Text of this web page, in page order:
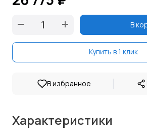
В
Купить в 1 клик
В избранное |
Характеристики